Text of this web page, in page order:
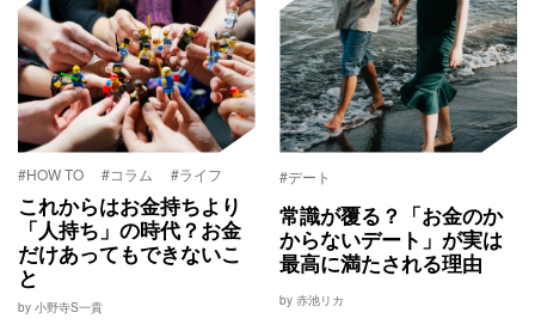
#HOW TO #コラム #ライフ
これからはお金持ちより
「人持ち」の時代？お金
だけあってもできないこ
と
by 小野寺S一貴
#デート
常識が覆る？「お金のか
からないデート」が実は
最高に満たされる理由
by 赤池リカ